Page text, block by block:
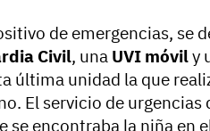
de emergencias, se
Civil, una UVI móvily
última unidad la que
El servicio de
se encontraba la niña en